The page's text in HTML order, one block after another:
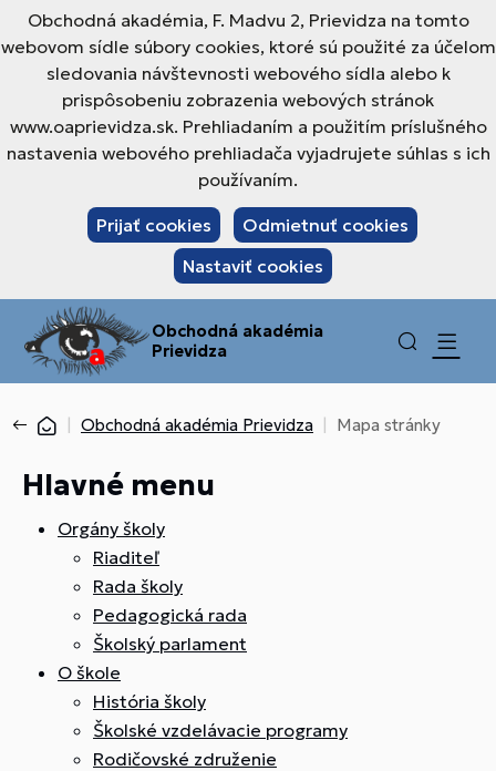
Obchodná akadémia, F. Madvu 2, Prievidza na tomto
webovom sídle súbory cookies, ktoré sú použité za účelom
sledovania návštevnosti webového sídla alebo k
prispôsobeniu zobrazenia webových stránok
www.oaprievidza.sk. Prehliadaním a použitím príslušného
nastavenia webového prehliadača vyjadrujete súhlas s ich
používaním.
Prijať cookies
Odmietnuť cookies
Nastaviť cookies
Obchodná akadémia
Prievidza
Obchodná akadémia Prievidza Mapa stránky
Hlavné menu
Orgány školy
Riaditeľ
Rada školy
Pedagogická rada
Školský parlament
O škole
História školy
Školské vzdelávacie programy
Rodičovské združenie